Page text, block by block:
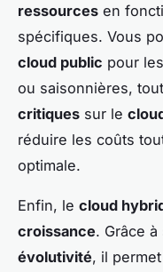
ressources en
spécifiques. Vous
cloud public pour
ou saisonnières,
critiques sur le
réduire les coûts
optimale.
Enfin, le cloud
croissance. Grâce à
évolutivité, il